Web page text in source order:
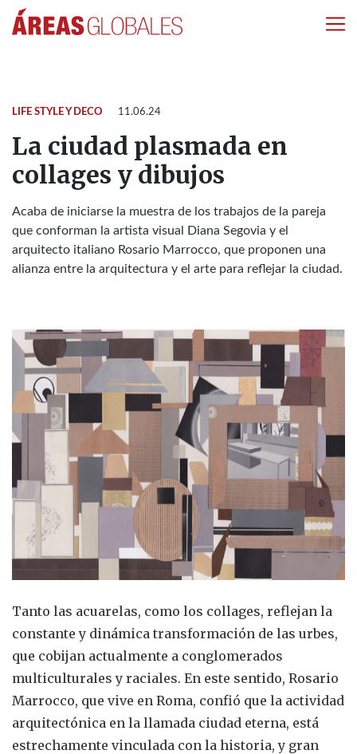
LIFE STYLE Y DECO 11.06.24
La ciudad plasmada en
collages y dibujos
Acaba de iniciarse la muestra de los trabajos de la pareja
que conforman la artista visual Diana Segovia y el
arquitecto italiano Rosario Marrocco, que proponen una
alianza entre la arquitectura y el arte para reflejar la ciudad.
Tanto las acuarelas, como los collages, reflejan la
constante y dinámica transformación de las urbes,
que cobijan actualmente a conglomerados
multiculturales y raciales. En este sentido, Rosario
Marrocco, que vive en Roma, confió que la actividad
arquitectónica en la llamada ciudad eterna, está
estrechamente vinculada con la historia, y gran